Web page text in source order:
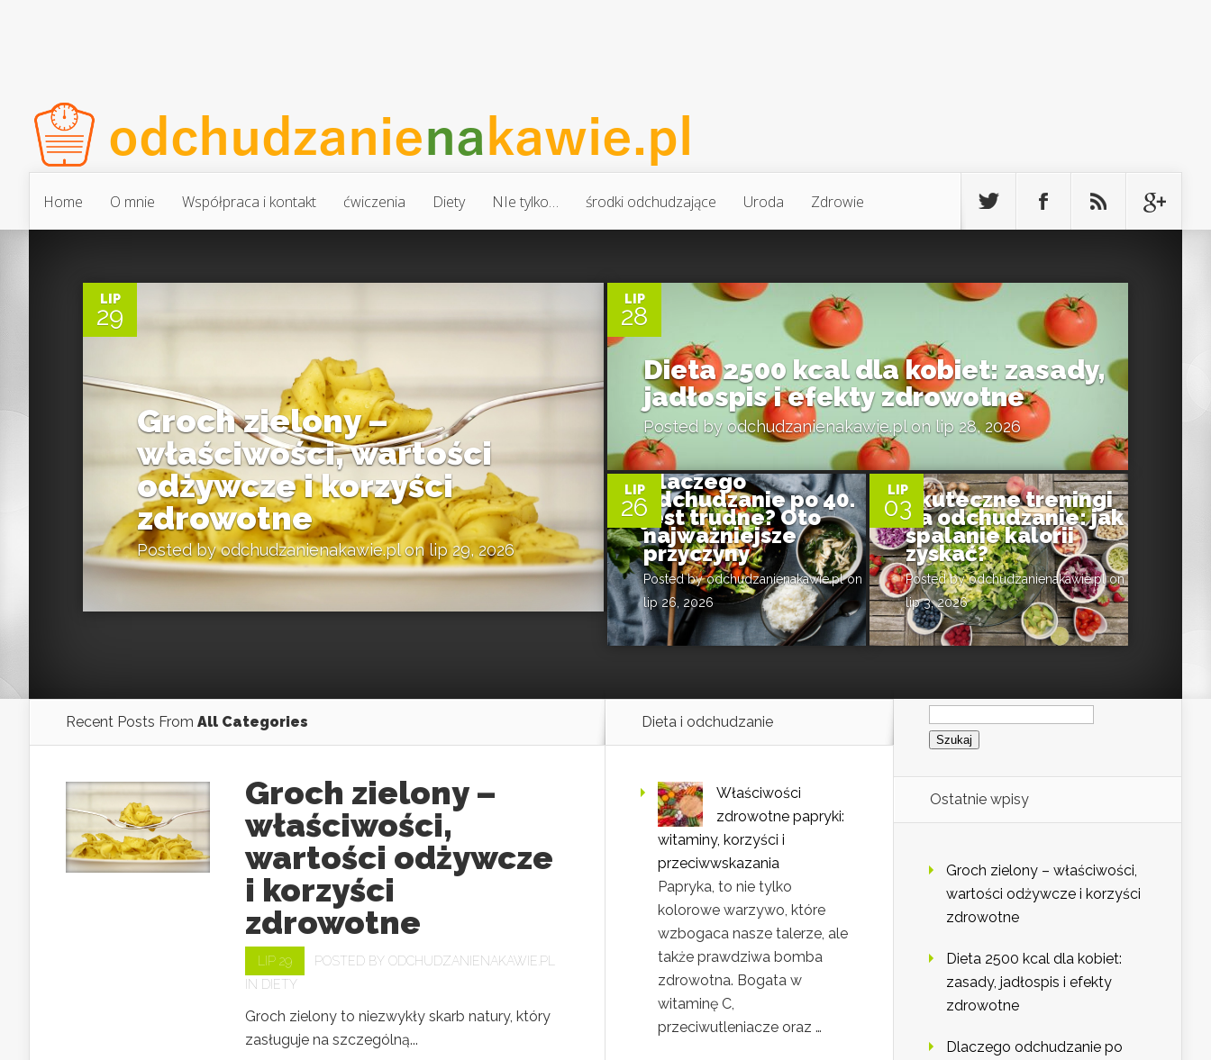
Home O mnie Współpraca i kontakt ćwiczenia Diety NIe tylko… środki odchudzające Uroda Zdrowie
LIP
29
Groch zielony –
właściwości, wartości
odżywcze i korzyści
zdrowotne
Posted byodchudzanienakawie.plon lip 29, 2026
LIP
28
Dieta 2500 kcal dla kobiet: zasady,
jadłospis i efekty zdrowotne
Posted by odchudzanienakawie.pl on lip 28, 2026
LIP
26
0
Dlaczego
odchudzanie po 40.
jest trudne? Oto
najważniejsze
przyczyny
Posted byodchudzanienakawie.plon
lip 26, 2026
LIP
03
0
Skuteczne treningi
na odchudzanie: jak
spalanie kalorii
zyskać?
Posted byodchudzanienakawie.plon
lip 3, 2026
Recent Posts From All Categories
Groch zielony –
właściwości,
wartości odżywcze
i korzyści
zdrowotne
LIP 29 POSTED BY ODCHUDZANIENAKAWIE.PL
IN DIETY
Groch zielony to niezwykły skarb natury, który
zasługuje na szczególną...
Dieta i odchudzanie
Właściwości
zdrowotne papryki:
witaminy, korzyści i
przeciwwskazania
Papryka, to nie tylko
kolorowe warzywo, które
wzbogaca nasze talerze, ale
także prawdziwa bomba
zdrowotna. Bogata w
witaminę C,
przeciwutleniacze oraz …
Szukaj:
Ostatnie wpisy
Groch zielony – właściwości,
wartości odżywcze i korzyści
zdrowotne
Dieta 2500 kcal dla kobiet:
zasady, jadłospis i efekty
zdrowotne
Dlaczego odchudzanie po